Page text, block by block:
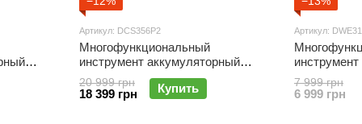
Артикул: DCS356P2
Многофункциональный
инструмент аккумуляторный
бесщёточный DeWALT DCS356P2
20 999 грн
18 399 грн Купить
Артикул:
DWE315
7 999 грн
6 999 грн